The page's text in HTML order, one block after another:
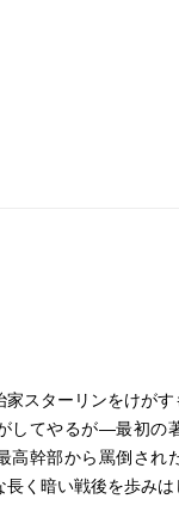
スターリンをけがす
してやるが―最初の
高幹部から罵倒され
く暗い戦後を歩みは